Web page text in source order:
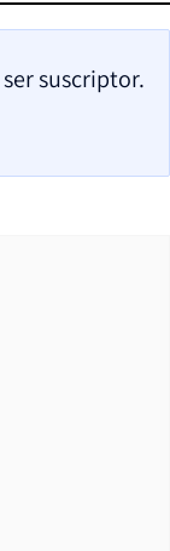
suscriptor.